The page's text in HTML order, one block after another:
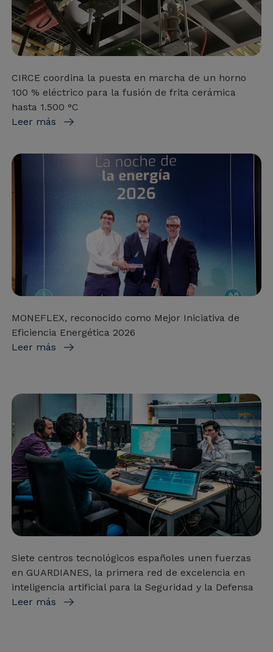
CIRCE coordina la puesta en marcha de un horno
100 % eléctrico para la fusión de frita cerámica
hasta 1.500 °C
Leer más
MONEFLEX, reconocido como Mejor Iniciativa de
Eficiencia Energética 2026
Leer más
Siete centros tecnológicos españoles unen fuerzas
en GUARDIANES, la primera red de excelencia en
inteligencia artificial para la Seguridad y la Defensa
Leer más